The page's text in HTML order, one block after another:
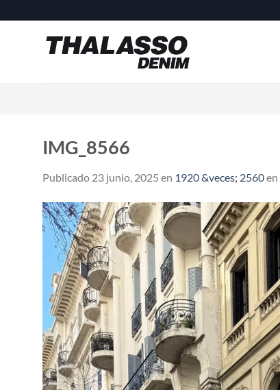
al
contenido
IMG_8566
Publicado 23 junio, 2025 en 1920 &veces; 2560en